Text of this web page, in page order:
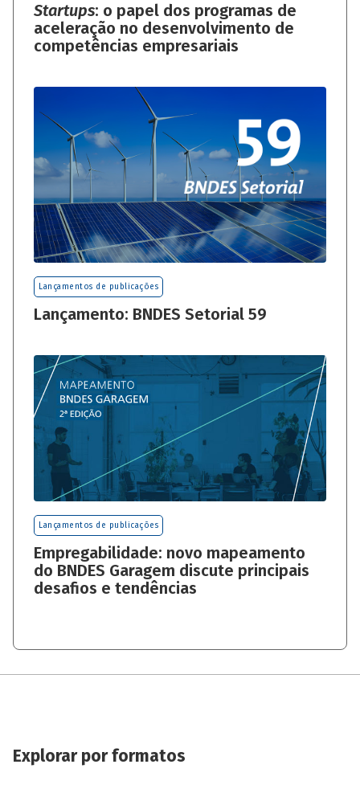
Startups: o papel dos programas de
aceleração no desenvolvimento de
competências empresariais
Lançamentos de publicações
Lançamento: BNDES Setorial 59
Lançamentos de publicações
Empregabilidade: novo mapeamento
do BNDES Garagem discute principais
desafios e tendências
Explorar por formatos